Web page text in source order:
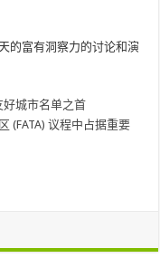
的富有洞察力的讨论和演
城市名单之首
(FATA) 议程中占据重要